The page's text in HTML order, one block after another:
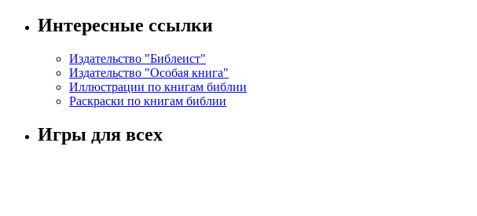
Интересные ссылки
Издательство "Библеист"
Издательство "Особая книга"
Иллюстрации по книгам библии
Раскраски по книгам библии
Игры для всех